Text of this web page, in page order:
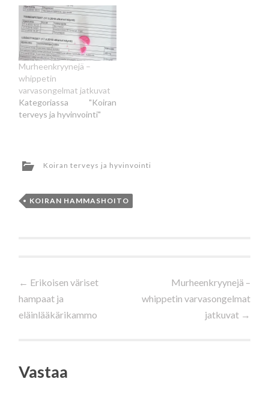
Murheenkryynejä –
whippetin
varvasongelmat jatkuvat
Kategoriassa "Koiran
terveys ja hyvinvointi"
Koiran terveys ja hyvinvointi
KOIRAN HAMMASHOITO
Artikkelien
selaus
← Erikoisen väriset
hampaat ja
eläinlääkärikammo
Murheenkryynejä –
whippetin varvasongelmat
jatkuvat →
Vastaa